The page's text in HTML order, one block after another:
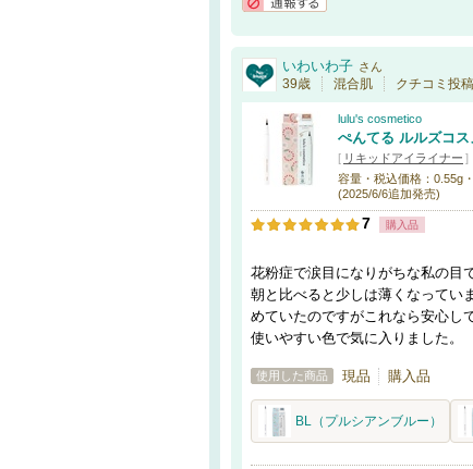
いわいわ子 さん
39歳 混合肌 クチコミ投稿
lulu's cosmetico
ぺんてる ルルズコ
[ リキッドアイライナー ]
容量・税込価格：0.55g
(2025/6/6追加発売)
7 購入品
花粉症で涙目になりがちな私の目
朝と比べると少しは薄くなってい
めていたのですがこれなら安心し
使いやすい色で気に入りました。
使用した商品 現品 購入品
BL（プルシアンブルー）